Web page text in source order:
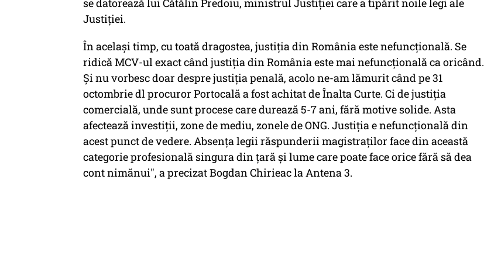
se datorează lui Cătălin Predoiu, ministrul Justiţiei care a tipărit noile legi ale
Justiţiei.
În acelaşi timp, cu toată dragostea, justiţia din România este nefuncţională. Se
ridică MCV-ul exact când justiţia din România este mai nefuncţională ca oricând.
Şi nu vorbesc doar despre justiţia penală, acolo ne-am lămurit când pe 31
octombrie dl procuror Portocală a fost achitat de Înalta Curte. Ci de justiţia
comercială, unde sunt procese care durează 5-7 ani, fără motive solide. Asta
afectează investiţii, zone de mediu, zonele de ONG. Justiţia e nefuncţională din
acest punct de vedere. Absenţa legii răspunderii magistraţilor face din această
categorie profesională singura din ţară şi lume care poate face orice fără să dea
cont nimănui", a precizat Bogdan Chirieac la Antena 3.